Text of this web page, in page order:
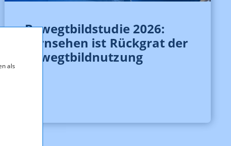
als
Bewegtbildstudie 2026:
Fernsehen ist Rückgrat der
Bewegtbildnutzung